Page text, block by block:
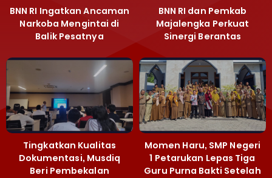
BNN RI Ingatkan Ancaman
Narkoba Mengintai di
Balik Pesatnya
Majalengka
BNN RI dan Pemkab
Majalengka Perkuat
Sinergi Berantas
Narkoba
Tingkatkan Kualitas
Dokumentasi, Musdiq
Beri Pembekalan
Momen Haru, SMP Negeri
1 Petarukan Lepas Tiga
Guru Purna Bakti Setelah